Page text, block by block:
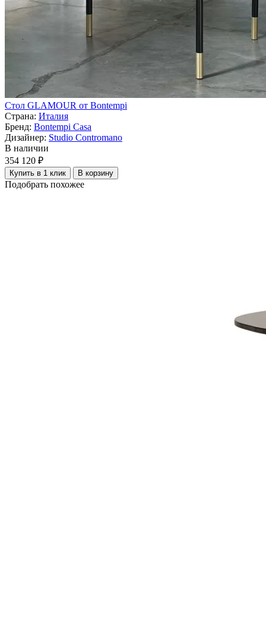
Стол GLAMOUR от Bontempi
Страна: Италия
Бренд: Bontempi Casa
Дизайнер: Studio Contromano
В наличии
354 120 ₽
Купить в 1 клик В корзину
Подобрать похожее